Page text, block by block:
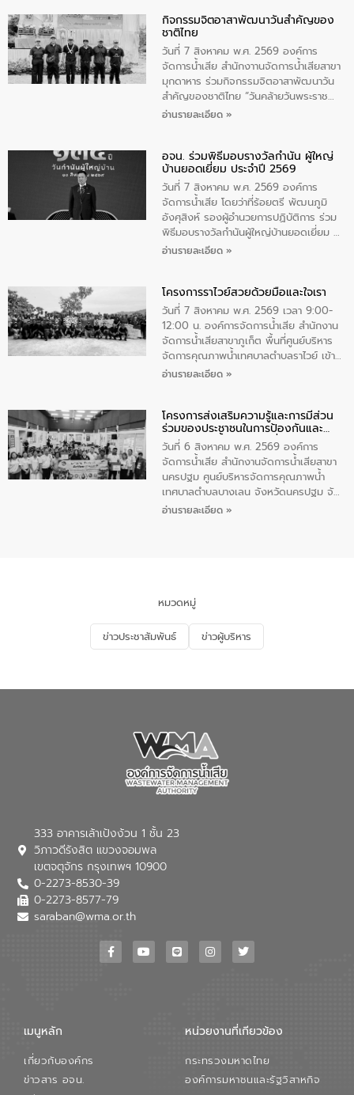
กิจกรรมจิตอาสาพัฒนาวันสําคัญของ
ชาติไทย
วันที่ 7 สิงหาคม พ.ศ. 2569 องค์การ
จัดการน้ำเสีย สำนักงาานจัดการน้ำเสียสาขา
มุกดาหาร ร่วมกิจกรรมจิตอาสาพัฒนาวัน
สําคัญของชาติไทย “วันคล้ายวันพระราช
สมภพ สมเด็จพระนางเจ้าสิริกิติ์พระบรม
ทิพย์คำ รองผู้ว่าราชการจังหวัดมุกดาหาร
เป็นประธานในพิธี ณ เรือนจําชั่วคราวนาโสก
ตําบลนาโสก อําเภอเมืองมุกดาหาร จังหวัด
มุกดาหาร โดยในกิจกรรมได้ร่วมปลูกป่า และ
ทําความสะอาดภายในบริเวณ จัดกิจกรรม
เพื่อถวายเป็นพระราชกุศล สมเด็จพระนาง
เจ้าสิริกิติ์พระบรมราชินีนาถ พระบรมราช
อ่านรายละเอียด »
อจน. ร่วมพิธีมอบรางวัลกำนัน ผู้ใหญ่
บ้านยอดเยี่ยม ประจำปี 2569
วันที่ 7 สิงหาคม พ.ศ. 2569 องค์การ
จัดการน้ำเสีย โดยว่าที่ร้อยตรี พัฒนภูมิ
อังศุสิงห์ รองผู้อำนวยการปฏิบัติการ ร่วม
พิธีมอบรางวัลกำนันผู้ใหญ่บ้านยอดเยี่ยม ณ
ทำเนียบรัฐบาล โดยมีนายอนุทิน ชาญวีรกูล
ทองคำและประกาศเกียรติคุณให้แก่ กำนัน
ผู้ใหญ่บ้านยอดเยี่ยม พร้อมกล่าวชื่นชม ให้
โอวาท และมอบนโยบาย
อ่านรายละเอียด »
โครงการราไวย์สวยด้วยมือและใจเรา
วันที่ 7 สิงหาคม พ.ศ. 2569 เวลา 9:00-
12:00 น. องค์การจัดการน้ำเสีย สำนักงาน
จัดการน้ำเสียสาขาภูเก็ต พื้นที่ศูนย์บริหาร
จัดการคุณภาพน้ำเทศบาลตำบลราไวย์ เข้า
ร่วมโครงการราไวย์สวยด้วยมือและใจเรา
ประชาชน ตัวแทนจากโรงแรมต่างๆ ในเขต
เทศบาลตำบลราไวย์ ศูนย์บริหารจัดการ
คุณภาพน้ำเทศบาลตำบลราไวย์ นำโดยนาย
น้อย แก้วเศษ ผู้จัดการสำนักงานจัดการน้ำ
เสียสาขาภูเก็ต พร้อมด้วยเจ้าหน้าที่ จำนวน
5 คน ร่วมทำกิจกรรม ทำความสะอาด
ชายหาดและแหล่งท่องเที่ยว ณ บริเวณ
อ่านรายละเอียด »
โครงการส่งเสริมความรู้และการมีส่วน
ร่วมของประชาชนในการป้องกันและ
แก้ไขปัญหาน้ำเสียอย่างยั่งยืน
วันที่ 6 สิงหาคม พ.ศ. 2569 องค์การ
จัดการน้ำเสีย สำนักงานจัดการน้ำเสียสาขา
นครปฐม ศูนย์บริหารจัดการคุณภาพน้ำ
เทศบาลตำบลบางเลน จังหวัดนครปฐม จัด
กิจกรรมภายใต้โครงการส่งเสริมความรู้และ
จัดการน้ำเสียและสร้างจิตสำนึกในการ
อนุรักษ์สิ่งแวดล้อม ในหัวข้อ “น้ำเสียชุมชน
และการบำบัดน้ำเสียเบื้องต้น” โดยให้ความรู้
เกี่ยวกับสาเหตุและผลกระทบของน้ำเสีย
ณ เทศบาลตำบลบางเลน จังหวัดนครปฐม
อ่านรายละเอียด »
หมวดหมู่
ข่าวประชาสัมพันธ์ ข่าวผู้บริหาร
333 อาคารเล้าเป้งง้วน 1 ชั้น 23
วิภาวดีรังสิต แขวงจอมพล
เขตจตุจักร กรุงเทพฯ 10900
0-2273-8530-39
0-2273-8577-79
saraban@wma.or.th
เมนูหลัก
เกี่ยวกับองค์กร
ข่าวสาร อจน.
หน่วยงานที่เกียวข้อง
กระทรวงมหาดไทย
องค์การมหาชนและรัฐวิสาหกิจ